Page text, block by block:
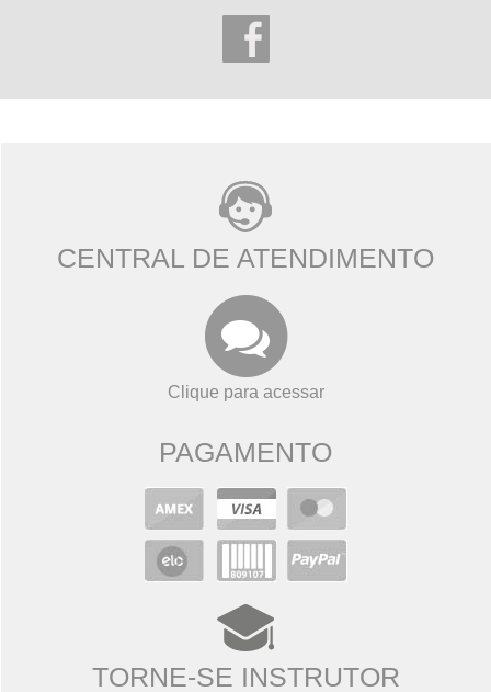
CENTRAL DE ATENDIMENTO
Clique para acessar
PAGAMENTO
TORNE-SE INSTRUTOR